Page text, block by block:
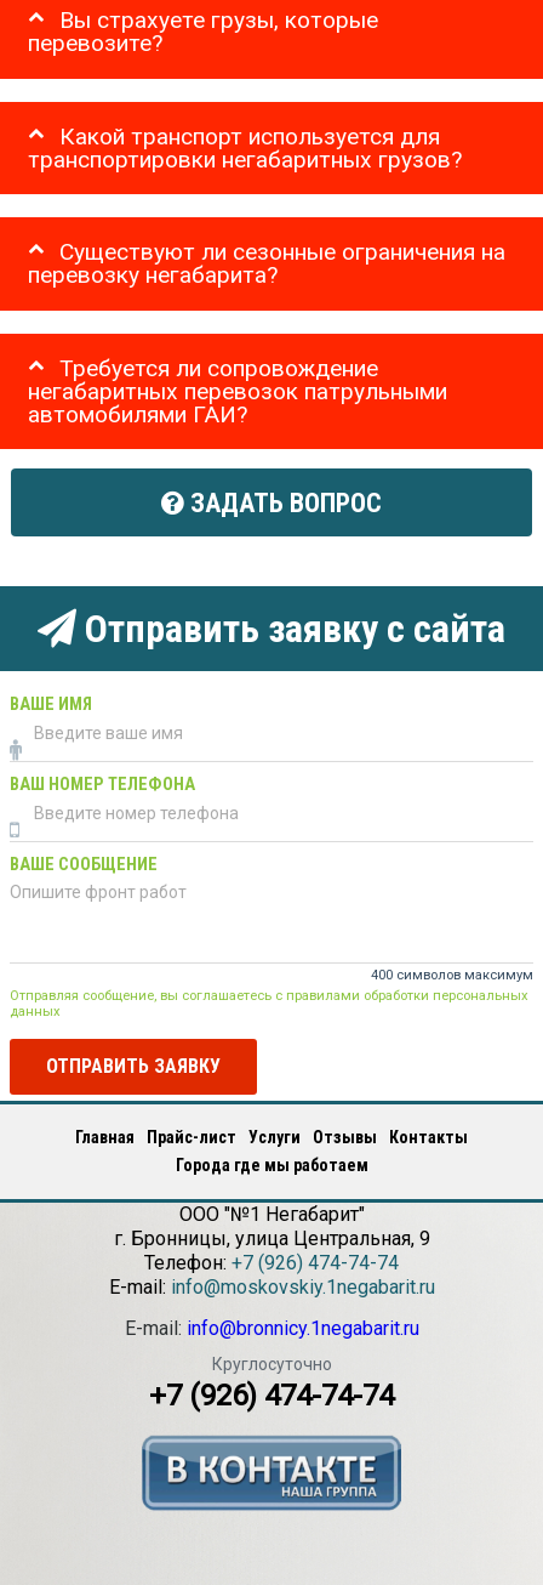
Вы страхуете грузы, которые
перевозите?
Какой транспорт используется для
транспортировки негабаритных грузов?
Существуют ли сезонные ограничения на
перевозку негабарита?
Требуется ли сопровождение
негабаритных перевозок патрульными
автомобилями ГАИ?
ЗАДАТЬ ВОПРОС
Отправить заявку с сайта
ВАШЕ ИМЯ
ВАШ НОМЕР ТЕЛЕФОНА
ВАШЕ СООБЩЕНИЕ
400 символов максимум
Отправляя сообщение, вы соглашаетесь с правилами обработки персональных
данных
ОТПРАВИТЬ ЗАЯВКУ
Главная Прайс-лист Услуги Отзывы
Контакты
Города где мы работаем
ООО "№1 Негабарит"
г. Бронницы, улица Центральная, 9
Телефон: +7 (926) 474-74-74
E-mail: info@moskovskiy.1negabarit.ru
E-mail: info@bronnicy.1negabarit.ru
Круглосуточно
+7 (926) 474-74-74